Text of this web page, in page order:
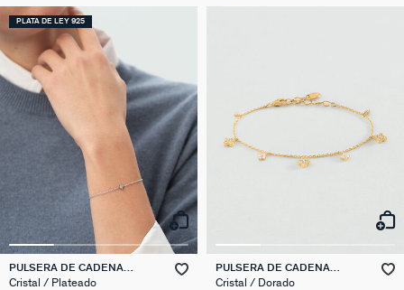
PLATA DE LEY 925
PULSERA DE CADENA
OURSE
Cristal / Plateado
PULSERA DE CADENA
BELOVED
Cristal / Dorado